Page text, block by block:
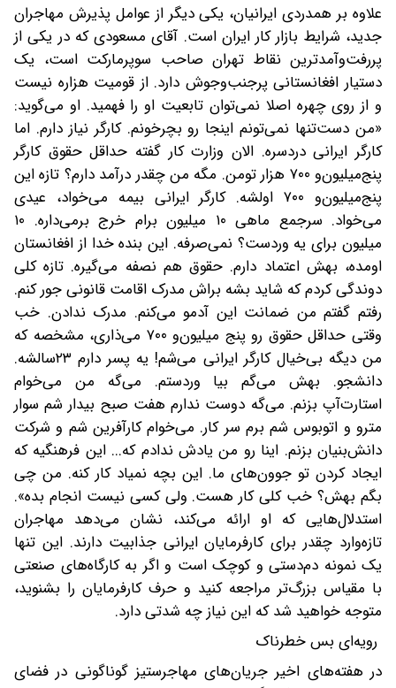
علاوه بر همدردی ایرانیان، یکی دیگر از عوامل پذیرش مهاجران
جدید، شرایط بازار کار ایران است. آقای مسعودی که در یکی از
پررفت‌وآمدترین نقاط تهران صاحب سوپرمارکت است، یک
دستیار افغانستانی پرجنب‌وجوش دارد. از قومیت هزاره نیست
و از روی چهره اصلا نمی‌توان تابعیت او را فهمید. او می‌گوید:
«من دست‌تنها نمی‌تونم اینجا رو بچرخونم. کارگر نیاز دارم. اما
کارگر ایرانی دردسره. الان وزارت کار گفته حداقل حقوق کارگر
پنج‌میلیون‌و ۷۰۰ هزار تومن. مگه من چقدر درآمد دارم؟ تازه این
پنج‌میلیون‌و ۷۰۰ اولشه. کارگر ایرانی بیمه می‌خواد، عیدی
می‌خواد. سرجمع ماهی ۱۰ میلیون برام خرج برمی‌داره. ۱۰
میلیون برای یه وردست؟ نمی‌صرفه. این بنده خدا از افغانستان
اومده، بهش اعتماد دارم. حقوق هم نصفه می‌گیره. تازه کلی
دوندگی کردم که شاید بشه براش مدرک اقامت قانونی جور کنم.
رفتم گفتم من ضمانت این آدمو می‌کنم. مدرک ندادن. خب
وقتی حداقل حقوق رو پنج میلیون‌و ۷۰۰ می‌ذاری، مشخصه که
من دیگه بی‌خیال کارگر ایرانی می‌شم! یه پسر دارم ۲۳‌سالشه.
دانشجو‌. بهش می‌گم بیا وردستم. می‌گه من می‌خوام
استارت‌آپ بزنم. می‌گه دوست ندارم هفت صبح بیدار شم سوار
مترو و اتوبوس شم برم سر کار. می‌خوام کارآفرین شم و شرکت
دانش‌بنیان بزنم. اینا رو من یادش ندادم که... این فرهنگیه که
ایجاد کردن تو جوون‌های ما. این بچه نمیاد کار کنه. من چی
بگم بهش؟ خب کلی کار هست. ولی کسی نیست انجام بده».
استدلال‌هایی که او ارائه می‌کند، نشان می‌دهد مهاجران
تازه‌وارد چقدر برای کارفرمایان ایرانی جذابیت دارند. این تنها
یک نمونه دم‌دستی و کوچک است و اگر به کارگاه‌های صنعتی
با مقیاس بزرگ‌تر مراجعه کنید و حرف کارفرمایان را بشنوید،
متوجه خواهید شد که این نیاز چه شدتی دارد.
رویه‌ای بس خطرناک
در هفته‌های اخیر جریان‌های مهاجرستیز گوناگونی در فضای